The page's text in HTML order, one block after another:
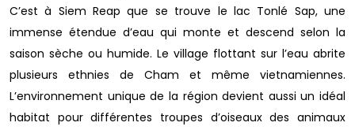
C’est à Siem Reap que se trouve le lac Tonlé Sap, une
immense étendue d’eau qui monte et descend selon la
saison sèche ou humide. Le village flottant sur l’eau abrite
plusieurs ethnies de Cham et même vietnamiennes.
L’environnement unique de la région devient aussi un idéal
habitat pour différentes troupes d’oiseaux des animaux